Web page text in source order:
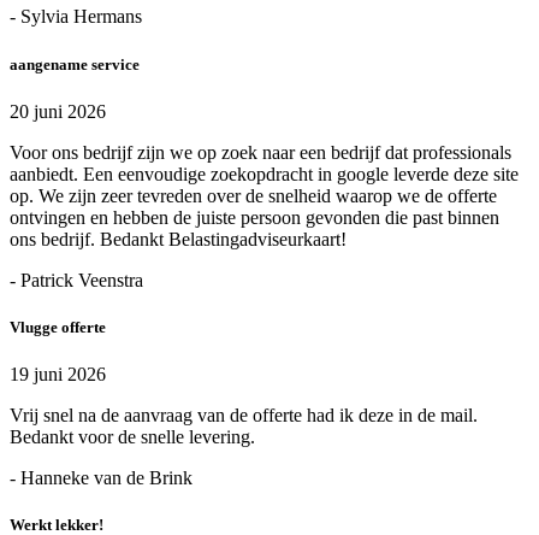
- Sylvia Hermans
aangename service
20 juni 2026
Voor ons bedrijf zijn we op zoek naar een bedrijf dat professionals
aanbiedt. Een eenvoudige zoekopdracht in google leverde deze site
op. We zijn zeer tevreden over de snelheid waarop we de offerte
ontvingen en hebben de juiste persoon gevonden die past binnen
ons bedrijf. Bedankt Belastingadviseurkaart!
- Patrick Veenstra
Vlugge offerte
19 juni 2026
Vrij snel na de aanvraag van de offerte had ik deze in de mail.
Bedankt voor de snelle levering.
- Hanneke van de Brink
Werkt lekker!